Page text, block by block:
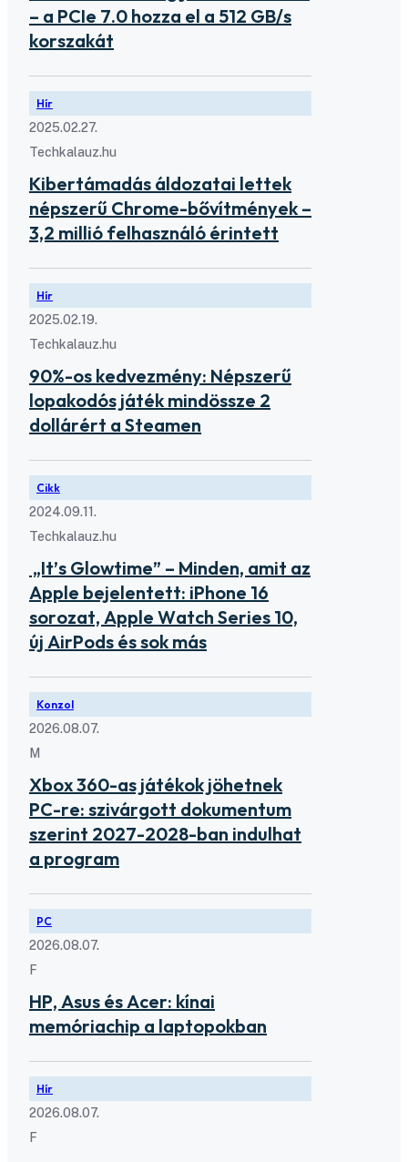
– a PCIe 7.0 hozza el a 512 GB/s
korszakát
Hír
2025.02.27.
Techkalauz.hu
Kibertámadás áldozatai lettek
népszerű Chrome-bővítmények –
3,2 millió felhasználó érintett
Hír
2025.02.19.
Techkalauz.hu
90%-os kedvezmény: Népszerű
lopakodós játék mindössze 2
dollárért a Steamen
Cikk
2024.09.11.
Techkalauz.hu
„It’s Glowtime” – Minden, amit az
Apple bejelentett: iPhone 16
sorozat, Apple Watch Series 10,
új AirPods és sok más
Konzol
2026.08.07.
M
Xbox 360-as játékok jöhetnek
PC-re: szivárgott dokumentum
szerint 2027-2028-ban indulhat
a program
PC
2026.08.07.
F
HP, Asus és Acer: kínai
memóriachip a laptopokban
Hír
2026.08.07.
F